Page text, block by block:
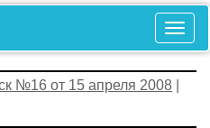
№16 от 15 апреля 2008